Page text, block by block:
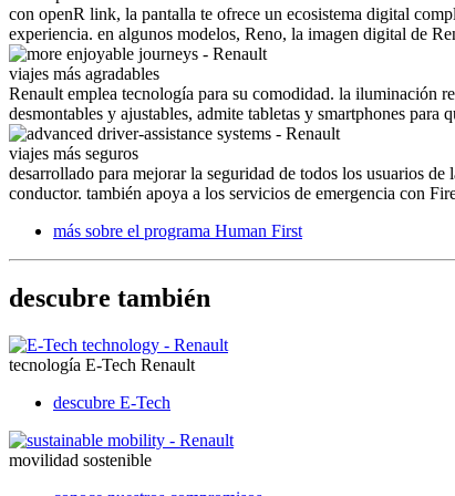
con openR link, la pantalla te ofrece un ecosistema digital
experiencia. en algunos modelos, Reno, la imagen digital de
viajes más agradables
Renault emplea tecnología para su comodidad. la iluminación
desmontables y ajustables, admite tabletas y smartphones
viajes más seguros
desarrollado para mejorar la seguridad de todos los usuarios
conductor. también apoya a los servicios de emergencia con
más sobre el programa Human First
descubre también
tecnología E-Tech Renault
descubre E-Tech
movilidad sostenible